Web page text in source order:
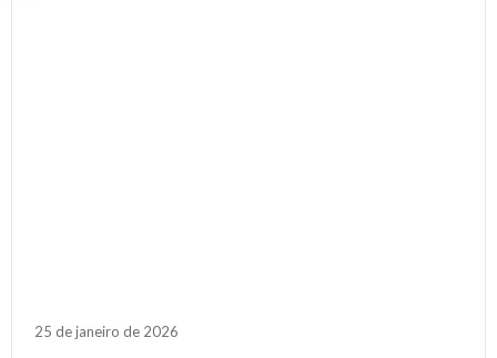
25 de janeiro de 2026